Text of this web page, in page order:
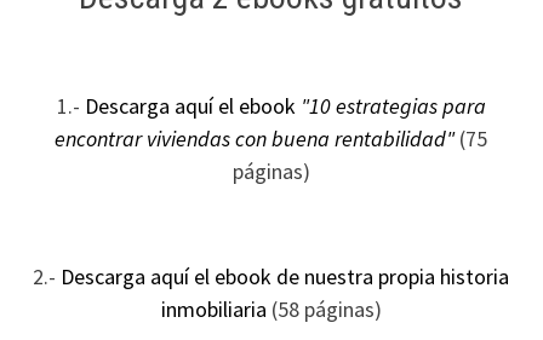
1.- Descarga aquí el ebook "10 estrategias para
encontrar viviendas con buena rentabilidad"(75
páginas)
2.- Descarga aquí el ebook de nuestra propia historia
inmobiliaria (58 páginas)
nuestro sitio,
ofertas
personalizados.